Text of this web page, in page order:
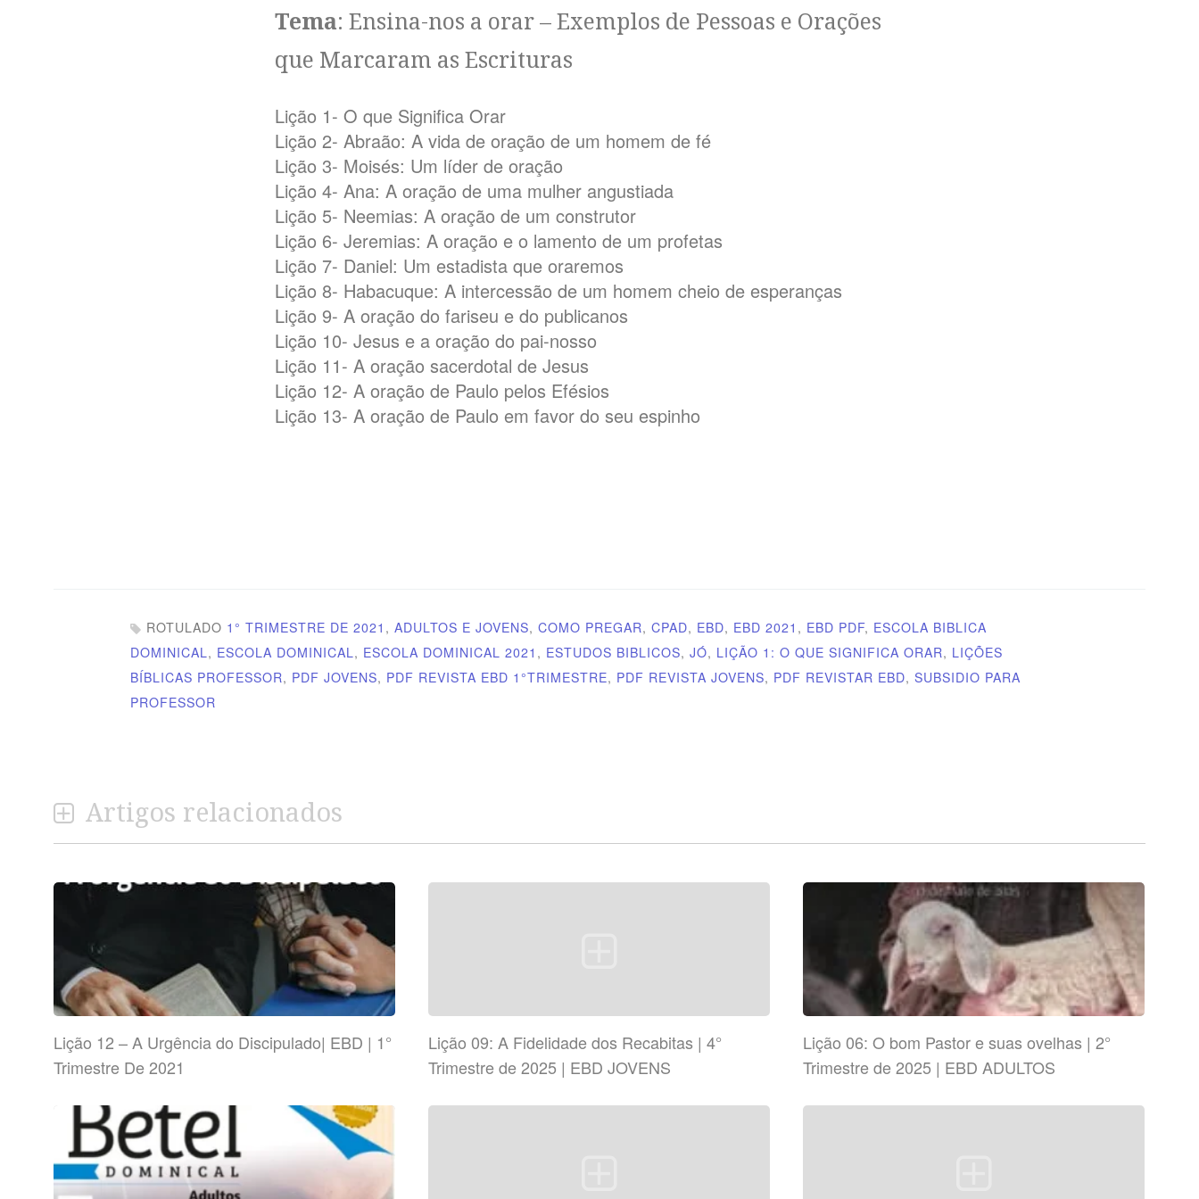
Tema: Ensina-nos a orar – Exemplos de Pessoas e Orações
que Marcaram as Escrituras
Lição 1- O que Significa Orar
Lição 2- Abraão: A vida de oração de um homem de fé
Lição 3- Moisés: Um líder de oração
Lição 4- Ana: A oração de uma mulher angustiada
Lição 5- Neemias: A oração de um construtor
Lição 6- Jeremias: A oração e o lamento de um profetas
Lição 7- Daniel: Um estadista que oraremos
Lição 8- Habacuque: A intercessão de um homem cheio de esperanças
Lição 9- A oração do fariseu e do publicanos
Lição 10- Jesus e a oração do pai-nosso
Lição 11- A oração sacerdotal de Jesus
Lição 12- A oração de Paulo pelos Efésios
Lição 13- A oração de Paulo em favor do seu espinho
ROTULADO 1° TRIMESTRE DE 2021 ,ADULTOS E JOVENS,COMO PREGAR,CPAD, EBD, EBD 2021 , EBD PDF, ESCOLA BIBLICA
DOMINICAL, ESCOLA DOMINICAL, ESCOLA DOMINICAL 2021 , ESTUDOS BIBLICOS,JÓ, LIÇÃO 1: O QUE SIGNIFICA ORAR, LIÇÕES
BÍBLICAS PROFESSOR, PDF JOVENS, PDF REVISTA EBD 1°TRIMESTRE, PDF REVISTA JOVENS, PDF REVISTAR EBD,SUBSIDIO PARA
PROFESSOR
Artigos relacionados
Lição 12 – A Urgência do Discipulado| EBD | 1°
Trimestre De 2021
Lição 09: A Fidelidade dos Recabitas | 4°
Trimestre de 2025 | EBD JOVENS
Lição 06: O bom Pastor e suas ovelhas | 2°
Trimestre de 2025 | EBD ADULTOS